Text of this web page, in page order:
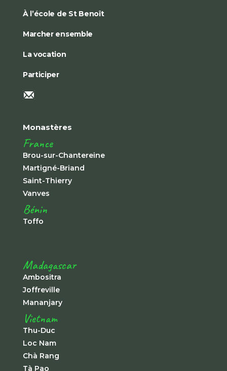
À l’école de St Benoît
Marcher ensemble
La vocation
Participer
Monastères
France
Brou-sur-Chantereine
Martigné-Briand
Saint-Thierry
Vanves
Bénin
Toffo
Madagascar
Ambositra
Joffreville
Mananjary
Vietnam
Thu-Duc
Loc Nam
Chà Rang
Tà Pao